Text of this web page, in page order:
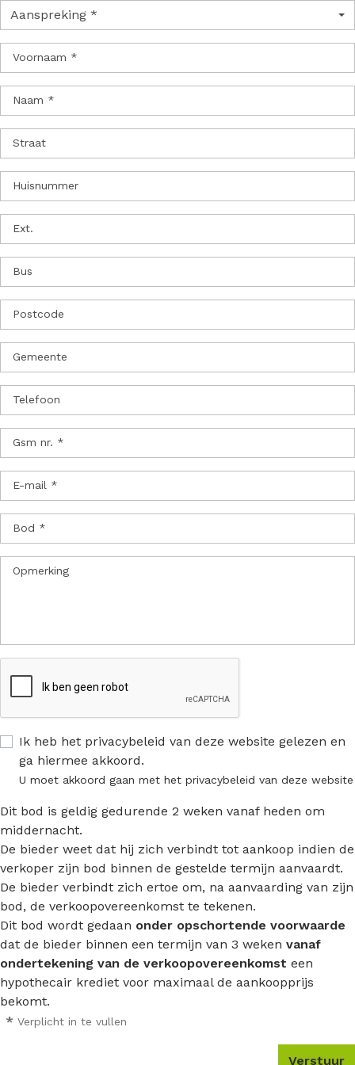
Aanspreking *
Voornaam *
Naam *
Straat
Huisnummer
Ext.
Bus
Postcode
Gemeente
Telefoon
Gsm nr. *
E-mail *
Bod *
Opmerking
Ik heb het privacybeleid van deze website gelezen en
ga hiermee akkoord.
U moet akkoord gaan met het privacybeleid van deze website
Dit bod is geldig gedurende 2 weken vanaf heden om
middernacht.
De bieder weet dat hij zich verbindt tot aankoop indien de
verkoper zijn bod binnen de gestelde termijn aanvaardt.
De bieder verbindt zich ertoe om, na aanvaarding van zijn
bod, de verkoopovereenkomst te tekenen.
Dit bod wordt gedaan onder opschortende voorwaarde
dat de bieder binnen een termijn van 3 weken vanaf
ondertekening van de verkoopovereenkomst een
hypothecair krediet voor maximaal de aankoopprijs
bekomt.
* Verplicht in te vullen
Verstuur